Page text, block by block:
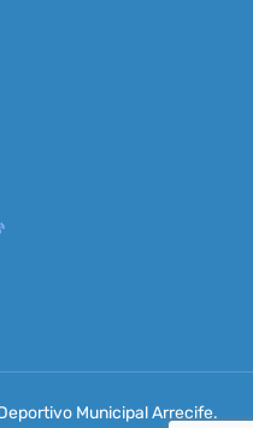
Municipal Arrecife.